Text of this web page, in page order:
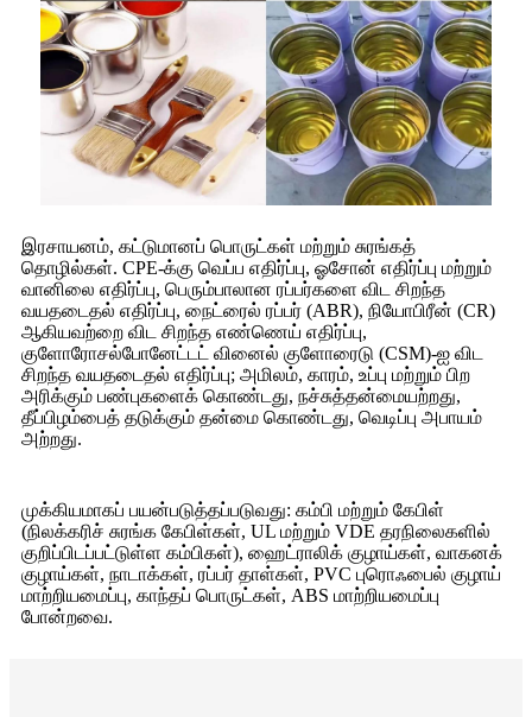
இரசாயனம், கட்டுமானப் பொருட்கள் மற்றும் சுரங்கத்
தொழில்கள். CPE-க்கு வெப்ப எதிர்ப்பு, ஓசோன் எதிர்ப்பு மற்றும்
வானிலை எதிர்ப்பு, பெரும்பாலான ரப்பர்களை விட சிறந்த
வயதடைதல் எதிர்ப்பு, நைட்ரைல் ரப்பர் (ABR), நியோபிரீன் (CR)
ஆகியவற்றை விட சிறந்த எண்ணெய் எதிர்ப்பு,
குளோரோசல்போனேட்டட் வினைல் குளோரைடு (CSM)-ஐ விட
சிறந்த வயதடைதல் எதிர்ப்பு; அமிலம், காரம், உப்பு மற்றும் பிற
அரிக்கும் பண்புகளைக் கொண்டது, நச்சுத்தன்மையற்றது,
தீப்பிழம்பைத் தடுக்கும் தன்மை கொண்டது, வெடிப்பு அபாயம்
அற்றது.
முக்கியமாகப் பயன்படுத்தப்படுவது: கம்பி மற்றும் கேபிள்
(நிலக்கரிச் சுரங்க கேபிள்கள், UL மற்றும் VDE தரநிலைகளில்
குறிப்பிடப்பட்டுள்ள கம்பிகள்), ஹைட்ராலிக் குழாய்கள், வாகனக்
குழாய்கள், நாடாக்கள், ரப்பர் தாள்கள், PVC புரொஃபைல் குழாய்
மாற்றியமைப்பு, காந்தப் பொருட்கள், ABS மாற்றியமைப்பு
போன்றவை.